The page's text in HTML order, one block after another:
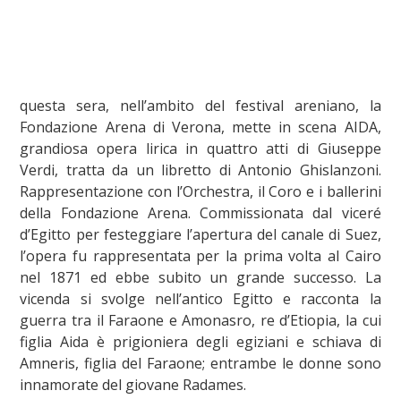
questa sera, nell’ambito del festival areniano, la
Fondazione Arena di Verona, mette in scena AIDA,
grandiosa opera lirica in quattro atti di Giuseppe
Verdi, tratta da un libretto di Antonio Ghislanzoni.
Rappresentazione con l’Orchestra, il Coro e i ballerini
della Fondazione Arena. Commissionata dal viceré
d’Egitto per festeggiare l’apertura del canale di Suez,
l’opera fu rappresentata per la prima volta al Cairo
nel 1871 ed ebbe subito un grande successo. La
vicenda si svolge nell’antico Egitto e racconta la
guerra tra il Faraone e Amonasro, re d’Etiopia, la cui
figlia Aida è prigioniera degli egiziani e schiava di
Amneris, figlia del Faraone; entrambe le donne sono
innamorate del giovane Radames.